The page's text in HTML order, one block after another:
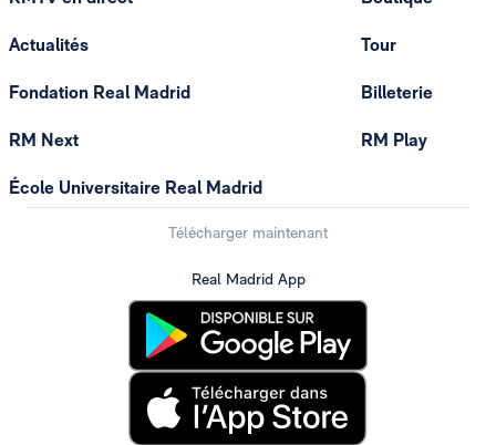
Actualités
Fondation Real Madrid
RM Next
École Universitaire Real Madrid
Tour
Billeterie
RM Play
Télécharger maintenant
Real Madrid App